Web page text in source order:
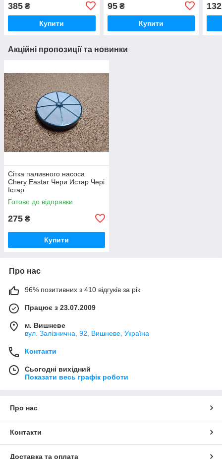
385 ₴
Купити
95₴
Купити
132
Акційні пропозиції та новинки
Сітка паливного насоса
Chery Eastar Чери Истар Чері
Істар
Готово до відправки
275 ₴
Купити
Про нас
96% позитивних з 410 відгуків за рік
Працює з 23.07.2009
м. Вишневе
вул. Залізнична, 92, Вишневе, Україна
Контакти
Сьогодні вихідний
Показати весь графік роботи
Про нас
Контакти
Доставка та оплата